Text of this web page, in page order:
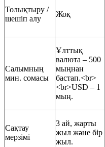
Толықтыру /
шешіп алу
Жоқ
Салымның
мин. сомасы
Ұлттық
валюта – 500
мыңнан
бастап.<br>
<br>USD – 1
мың.
Сақтау
мерзімі
3 ай, жарты
жыл және бір
жыл.